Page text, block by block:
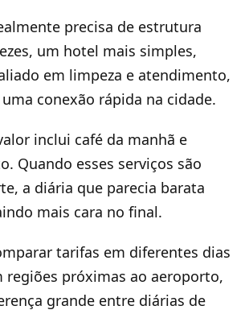
precisa de estrutura
um hotel mais simples,
em limpeza e atendimento,
conexão rápida na cidade.
inclui café da manhã e
Quando esses serviços são
a diária que parecia barata
mais cara no final.
tarifas em diferentes dias
regiões próximas ao aeroporto,
grande entre diárias de